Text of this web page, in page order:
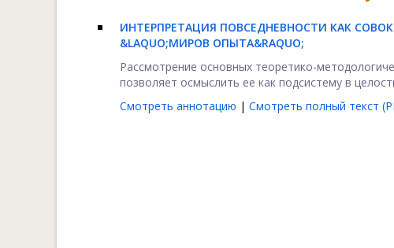
ИНТЕРПРЕТАЦИЯ ПОВСЕДНЕВНОСТИ КАК
&LAQUO;МИРОВ ОПЫТА&RAQUO;
Рассмотрение основных теоретико-
позволяет осмыслить ее как подсистему в
Смотреть аннотацию | Смотреть полный текст